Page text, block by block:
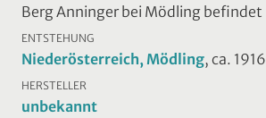
Berg Anninger bei Mödling befindet
ENTSTEHUNG
Niederösterreich, Mödling, ca. 1916
HERSTELLER
unbekannt